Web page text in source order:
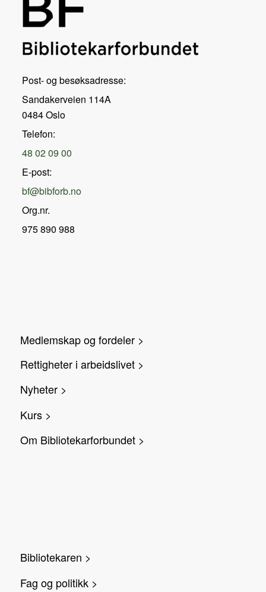
Post- og besøksadresse:
Sandakerveien 114A
0484 Oslo
Telefon:
48 02 09 00
E-post:
bf@bibforb.no
Org.nr.
975 890 988
Medlemskap og fordeler >
Rettigheter i arbeidslivet >
Nyheter >
Kurs >
Om Bibliotekarforbundet >
Bibliotekaren >
Fag og politikk >